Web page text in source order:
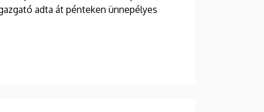
adta át pénteken ünnepélyes